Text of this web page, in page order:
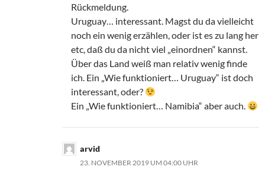
Rückmeldung.
Uruguay… interessant. Magst du da vielleicht
noch ein wenig erzählen, oder ist es zu lang her
etc, daß du da nicht viel „einordnen“ kannst.
Über das Land weiß man relativ wenig finde
ich. Ein „Wie funktioniert… Uruguay“ ist doch
interessant, oder?
Ein „Wie funktioniert… Namibia“ aber auch.
arvid
23. NOVEMBER 2019 UM 04:00 UHR